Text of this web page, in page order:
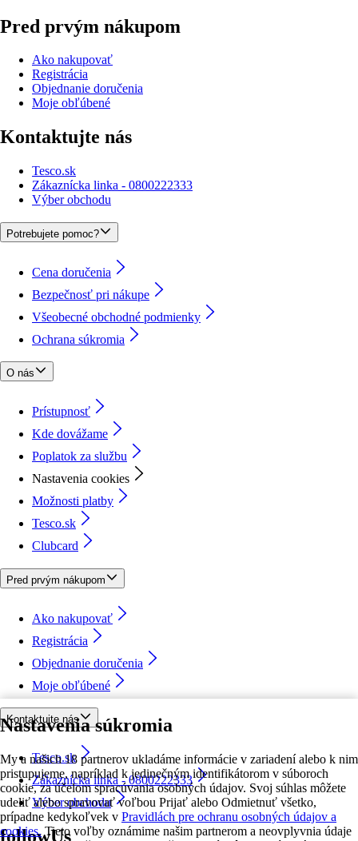
Nastavenia súkromia
My a našich 18 partnerov ukladáme informácie v zariadení alebo k nim
pristupujeme, napríklad k jedinečným identifikátorom v súboroch
cookie, za účelom spracúvania osobných údajov. Svoj súhlas môžete
udeliť alebo spravovať voľbou Prijať alebo Odmietnuť všetko,
prípadne kedykoľvek v Pravidlách pre ochranu osobných údajov a
cookies. Tieto voľby oznámime našim partnerom a neovplyvnia údaje
Pred prvým nákupom
Ako nakupovať
Registrácia
Objednanie doručenia
Moje obľúbené
Kontaktujte nás
Tesco.sk
Zákaznícka linka - 0800222333
Výber obchodu
Potrebujete pomoc?
Cena doručenia
Bezpečnosť pri nákupe
Všeobecné obchodné podmienky
Ochrana súkromia
O nás
Prístupnosť
Kde dovážame
Poplatok za službu
Nastavenia cookies
Možnosti platby
Tesco.sk
Clubcard
Pred prvým nákupom
Ako nakupovať
Registrácia
Objednanie doručenia
Moje obľúbené
Kontaktujte nás
Tesco.sk
Zákaznícka linka - 0800222333
Výber obchodu
followUs